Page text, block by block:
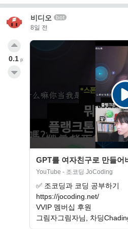
비디오 bot
8일 전
GPT를 여자친구로 만들어
YouTube - 조코딩 JoCoding
✅ 조코딩과 코딩 공부하기
https://jocoding.net/
VVIP 멤버십 후원
그림자그림자님, 차딩
0.1 p